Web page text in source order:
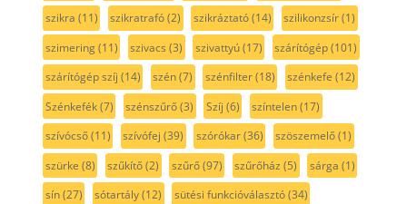
szikra (11) szikratrafó(2) szikráztató(14) szilikonzsír(1)
szimering(11) szivacs (3) szivattyú(17) szárítógép(101)
szárítógép szíj (14) szén(7) szénfilter(18) szénkefe (12)
Szénkefék(7) szénszűrő(3) Szíj (6) színtelen(17)
szívócső(11) szívófej (39) szórókar(36) szöszemelő(1)
szürke (8) szűkítő(2) szűrő(97) szűrőház (5) sárga (1)
sín(27) sótartály(12) sütési funkcióválasztó(34)